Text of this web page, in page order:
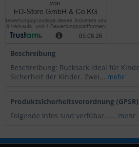
Beschreibung
Beschreibung: Rucksack ideal für
Sicherheit der Kinder. Zwei... mehr
Produktsicherheitsverordnung (GPSR)
Folgende Infos sind verfübar...... mehr